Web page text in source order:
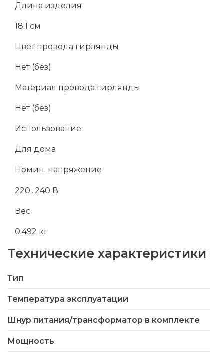
Длина изделия
18.1 см
Цвет провода гирлянды
Нет (без)
Материал провода гирлянды
Нет (без)
Использование
Для дома
Номин. напряжение
220...240 В
Вес
0.492 кг
Технические характеристики
Тип
Температура эксплуатации
Шнур питания/трансформатор в комплекте
Мощность